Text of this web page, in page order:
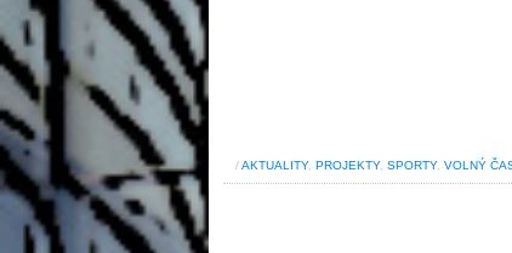
/AKTUALITY, PROJEKTY, SPORTY, VOLNÝ